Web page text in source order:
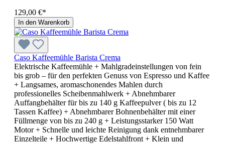
129,00 €*
In den Warenkorb
Caso Kaffeemühle Barista Crema
Elektrische Kaffeemühle + Mahlgradeinstellungen von fein
bis grob – für den perfekten Genuss von Espresso und Kaffee
+ Langsames, aromaschonendes Mahlen durch
professionelles Scheibenmahlwerk + Abnehmbarer
Auffangbehälter für bis zu 140 g Kaffeepulver ( bis zu 12
Tassen Kaffee) + Abnehmbarer Bohnenbehälter mit einer
Füllmenge von bis zu 240 g + Leistungsstarker 150 Watt
Motor + Schnelle und leichte Reinigung dank entnehmbarer
Einzelteile + Hochwertige Edelstahlfront + Klein und